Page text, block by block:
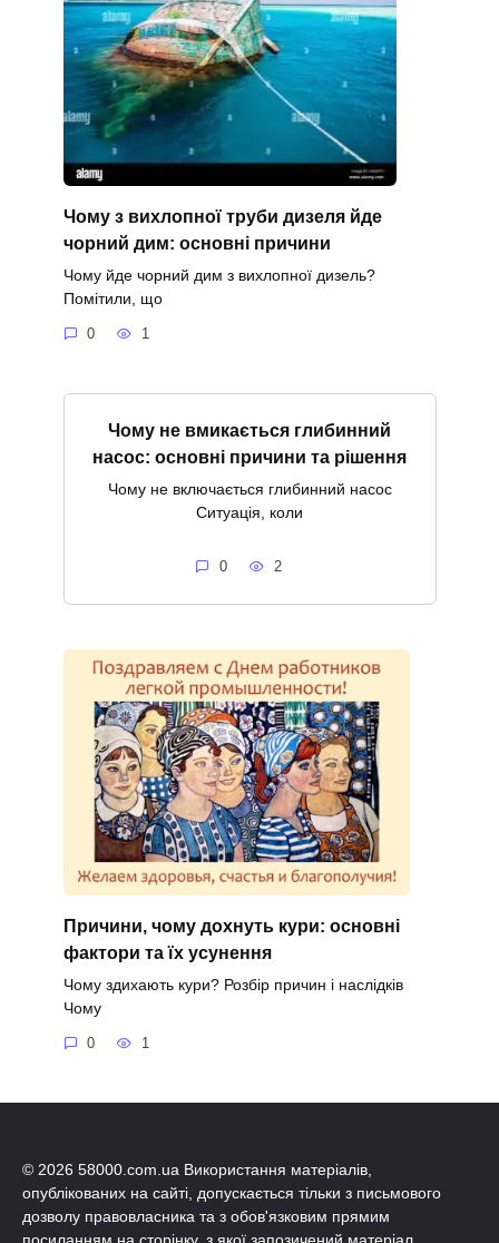
Чому з вихлопної труби дизеля йде
чорний дим: основні причини
Чому йде чорний дим з вихлопної дизель?
Помітили, що
0 1
Чому не вмикається глибинний
насос: основні причини та рішення
Чому не включається глибинний насос
Ситуація, коли
0 2
Причини, чому дохнуть кури: основні
фактори та їх усунення
Чому здихають кури? Розбір причин і наслідків
Чому
0 1
© 2026 58000.com.ua Використання матеріалів,
опублікованих на сайті, допускається тільки з письмового
дозволу правовласника та з обов'язковим прямим